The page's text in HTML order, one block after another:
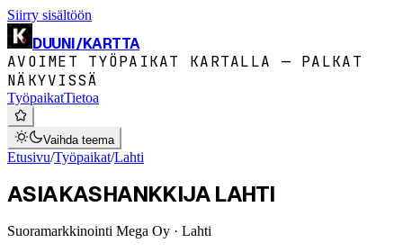
Siirry sisältöön
DUUNI/KARTTA
AVOIMET TYÖPAIKAT KARTALLA — PALKAT
NÄKYVISSÄ
TyöpaikatTietoa
Vaihda teema
Etusivu/Työpaikat/Lahti
ASIAKASHANKKIJA LAHTI
Suoramarkkinointi Mega Oy · Lahti